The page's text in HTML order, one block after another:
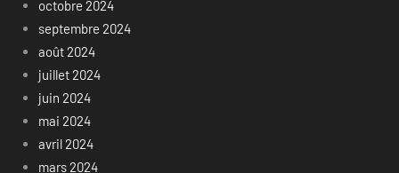
octobre 2024
septembre 2024
août 2024
juillet 2024
juin 2024
mai 2024
avril 2024
mars 2024